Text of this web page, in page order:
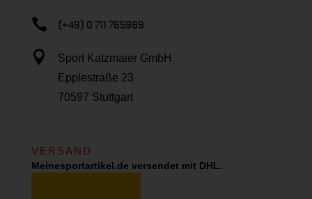
 (+49) 0 711 765989

Sport Katzmaier GmbH
Epplestraße 23
70597 Stuttgart
VERSAND
Meinesportartikel.de versendet mit DHL.